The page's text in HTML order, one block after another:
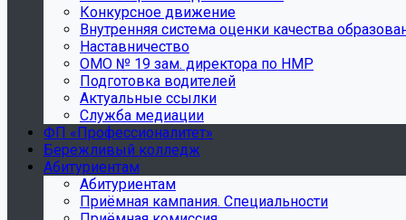
Конкурсное движение
Внутренняя система оценки качества
Наставничество
ОМО № 19 зам. директора по НМР
Подготовка водителей
Актуальные ссылки
Служба медиации
ФП «Профессионалитет»
Бережливый колледж
Абитуриентам
Абитуриентам
Приёмная кампания. Специальности